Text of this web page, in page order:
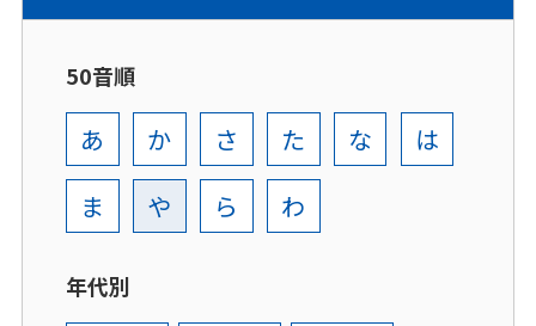
50音順
あ か さ た な
は
ま
や ら わ
年代別